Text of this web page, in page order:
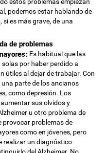
podemos estar hablando de
si es más grave, de una
de problemas
Es habitual que las
por haber perdido a
útiles al dejar de trabajar. Con
parte de los ancianos
como depresión. Los
sus olvidos y
u otro problema de
provocar problemas de
como en jóvenes, pero
realizar un diagnóstico